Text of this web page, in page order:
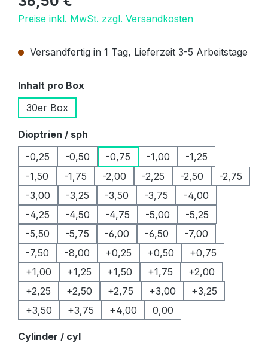
Preise inkl. MwSt. zzgl. Versandkosten
Versandfertig in 1 Tag, Lieferzeit 3-5 Arbeitstage
Inhalt pro Box
30er Box
Dioptrien / sph
-0,25
-0,50 -0,75 -1,00
-1,25
-1,50
-1,75 -2,00 -2,25 -2,50
-2,75
-3,00
-3,25 -3,50 -3,75
-4,00
-4,25
-4,50 -4,75 -5,00
-5,25
-5,50
-5,75 -6,00 -6,50
-7,00
-7,50
-8,00 +0,25 +0,50
+0,75
+1,00
+1,25 +1,50 +1,75
+2,00
+2,25
+2,50 +2,75 +3,00
+3,25
+3,50
+3,75 +4,00 0,00
Cylinder / cylauswählen